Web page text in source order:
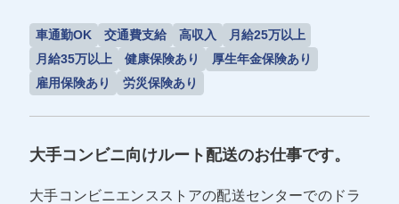
車通勤OK 交通費支給 高収入
月給25万以上
月給35万以上
健康保険あり
厚生年金保険あり
雇用保険あり
労災保険あり
大手コンビニ向けルート配送のお仕事です。
大手コンビニエンスストアの配送センターでのドラ